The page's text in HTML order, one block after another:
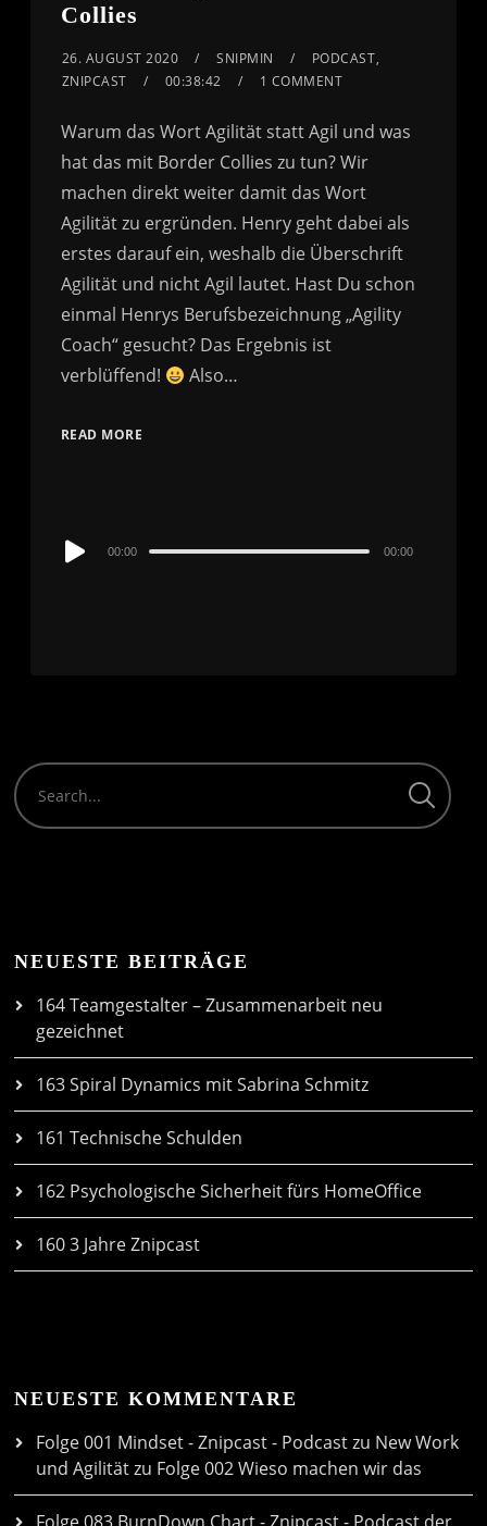
Collies
26. AUGUST 2020 SNIPMIN PODCAST,
ZNIPCAST
00:38:42 1 COMMENT
Warum das Wort Agilität statt Agil und was
hat das mit Border Collies zu tun? Wir
machen direkt weiter damit das Wort
Agilität zu ergründen. Henry geht dabei als
erstes darauf ein, weshalb die Überschrift
Agilität und nicht Agil lautet. Hast Du schon
einmal Henrys Berufsbezeichnung „Agility
Coach“ gesucht? Das Ergebnis ist
verblüffend!
Also…
READ MORE
Audio
00:00 00:00
NEUESTE BEITRÄGE
164 Teamgestalter – Zusammenarbeit neu
gezeichnet
163 Spiral Dynamics mit Sabrina Schmitz
161 Technische Schulden
162 Psychologische Sicherheit fürs HomeOffice
160 3 Jahre Znipcast
NEUESTE KOMMENTARE
Folge 001 Mindset - Znipcast - Podcast zu New Work
und Agilitätzu Folge 002 Wieso machen wir das